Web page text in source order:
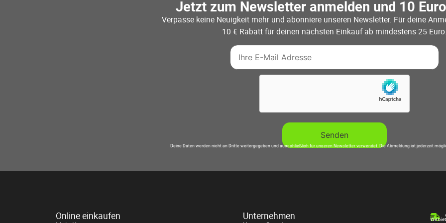
Jetzt zum Newsletter anmelden und 10
Verpasse keine Neuigkeit mehr und abonniere unseren Newsletter. Für deine
10 € Rabatt für deinen nächsten Einkauf ab mindestens 25 Euro.
Deine Daten werden nicht an Dritte weitergegeben und ausschließlich für unseren Newsletter verwendet. Die Abmeldung ist jederzeit
Online einkaufen Unternehmen Wir